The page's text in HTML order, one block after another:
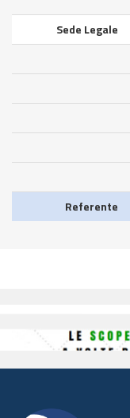
Sede Legale
Referente